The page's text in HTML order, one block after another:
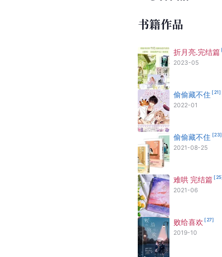
书籍作品
折月亮.完结篇
2023-05
偷偷藏不住 [21]
2022-01
偷偷藏不住 [23]
2021-08-25
难哄 完结篇 [25
2021-06
败给喜欢 [27]
2019-10